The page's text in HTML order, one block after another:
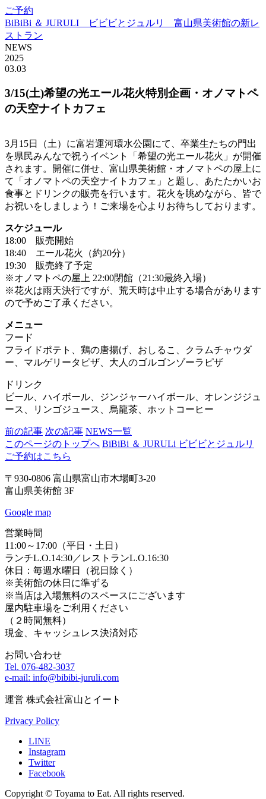
ご予約
BiBiBi ＆ JURULI ビビビとジュルリ 富山県美術館の新レ
ストラン
NEWS
2025
03.03
3/15(土)希望の光エール花火特別企画・オノマトペ
の天空ナイトカフェ
3月15日（土）に富岩運河環水公園にて、卒業生たちの門出
を県民みんなで祝うイベント「希望の光エール花火」が開催
されます。開催に併せ、富山県美術館・オノマトペの屋上に
て「オノマトペの天空ナイトカフェ」と題し、あたたかいお
食事とドリンクの販売を行います。花火を眺めながら、皆で
お祝いをしましょう！ご来場を心よりお待ちしております。
スケジュール
18:00 販売開始
18:40 エール花火（約20分）
19:30 販売終了予定
※オノマトペの屋上 22:00閉館（21:30最終入場）
※花火は雨天決行ですが、荒天時は中止する場合があります
ので予めご了承ください。
メニュー
フード
フライドポテト、鶏の唐揚げ、おしるこ、クラムチャウダ
ー、マルゲリータピザ、大人のゴルゴンゾーラピザ
ドリンク
ビール、ハイボール、ジンジャーハイボール、オレンジジュ
ース、リンゴジュース、烏龍茶、ホットコーヒー
前の記事 次の記事 NEWS一覧
このページのトップへ BiBiBi ＆ JURULi ビビビとジュルリ
ご予約はこちら
〒930-0806 富山県富山市木場町3-20
富山県美術館 3F
Google map
営業時間
11:00～17:00（平日・土日）
ランチL.O.14:30／レストランL.O.16:30
休日：毎週水曜日（祝日除く）
※美術館の休日に準ずる
※当店は入場無料のスペースにございます
屋内駐車場をご利用ください
（２時間無料）
現金、キャッシュレス決済対応
お問い合わせ
Tel. 076-482-3037
e-mail: info@bibibi-juruli.com
運営 株式会社富山とイート
Privacy Policy
LINE
Instagram
Twitter
Facebook
Copyright © Toyama to Eat. All rights reserved.